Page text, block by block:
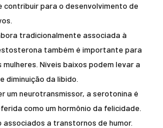
contribuir para o desenvolvimento de
tradicionalmente associada à
também é importante para
Níveis baixos podem levar a
diminuição da libido.
um neurotransmissor, a serotonina é
como um hormônio da felicidade.
a transtornos de humor.